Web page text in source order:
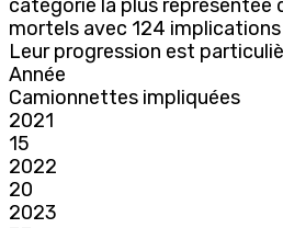
catégorie la plus représentée
mortels avec 124 implications
Leur progression est
Année
Camionnettes impliquées
2021
15
2022
20
2023